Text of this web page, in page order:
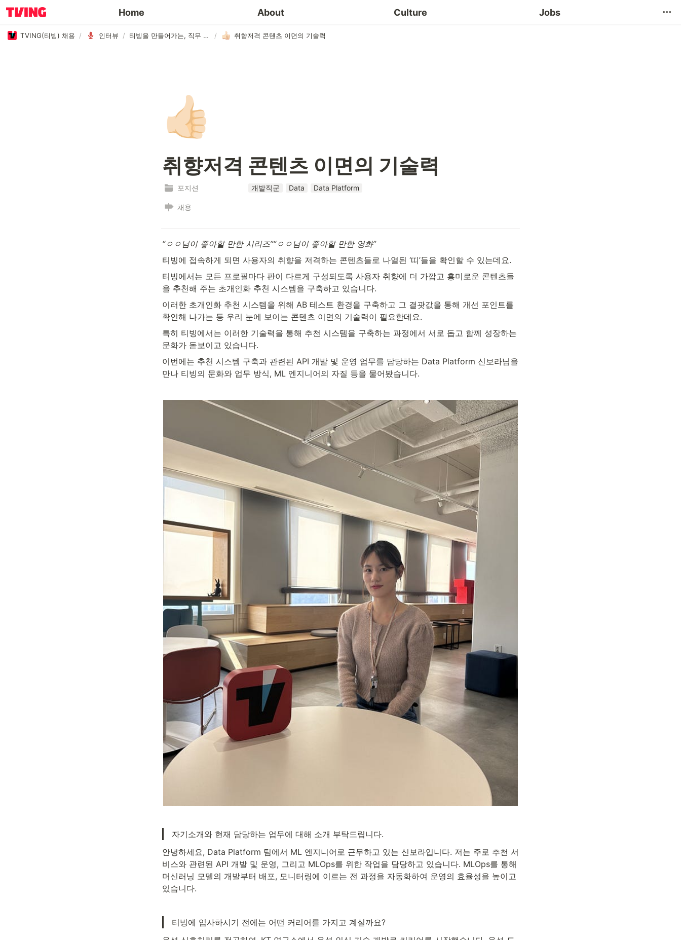
Home About Culture Jobs
TVING(티빙) 채용 / 인터뷰 / 티빙을 만들어가는, 직무 인터뷰 / 취향저격 콘텐츠 이면의 기술력
자주 묻는 질문
👍🏻
취향저격 콘텐츠 이면의 기술력
포지션 개발직군 Data Data Platform
채용
“ㅇㅇ님이 좋아할 만한 시리즈”“ㅇㅇ님이 좋아할 만한 영화”
티빙에 접속하게 되면 사용자의 취향을 저격하는 콘텐츠들로 나열된 ‘띠’들을 확인할 수 있는데요.
티빙에서는 모든 프로필마다 판이 다르게 구성되도록 사용자 취향에 더 가깝고 흥미로운 콘텐츠들
을 추천해 주는 초개인화 추천 시스템을 구축하고 있습니다.
이러한 초개인화 추천 시스템을 위해 AB 테스트 환경을 구축하고 그 결괏값을 통해 개선 포인트를
확인해 나가는 등 우리 눈에 보이는 콘텐츠 이면의 기술력이 필요한데요.
특히 티빙에서는 이러한 기술력을 통해 추천 시스템을 구축하는 과정에서 서로 돕고 함께 성장하는
문화가 돋보이고 있습니다.
이번에는 추천 시스템 구축과 관련된 API 개발 및 운영 업무를 담당하는 Data Platform 신보라님을
만나 티빙의 문화와 업무 방식, ML 엔지니어의 자질 등을 물어봤습니다.
자기소개와 현재 담당하는 업무에 대해 소개 부탁드립니다.
안녕하세요, Data Platform 팀에서 ML 엔지니어로 근무하고 있는 신보라입니다. 저는 주로 추천 서
비스와 관련된 API 개발 및 운영, 그리고 MLOps를 위한 작업을 담당하고 있습니다. MLOps를 통해
머신러닝 모델의 개발부터 배포, 모니터링에 이르는 전 과정을 자동화하여 운영의 효율성을 높이고
있습니다.
티빙에 입사하시기 전에는 어떤 커리어를 가지고 계실까요?